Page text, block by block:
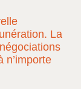
La
n’importe